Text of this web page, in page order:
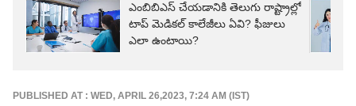
ఎంబిబిఎస్ చేయడానికి తెలుగు రాష్ట్రాల్లో
టాప్ మెడికల్‌ కాలేజీలు ఏవి? ఫీజులు
ఎలా ఉంటాయి?
PUBLISHED AT : WED, APRIL 26,2023, 7:24 AM (IST)